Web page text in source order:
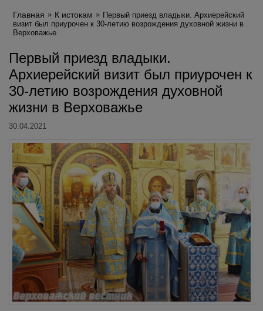
Главная К истокам
Первый приезд владыки. Архиерейский
визит был приурочен к 30-летию возрождения духовной жизни в
Верховажье
Первый приезд владыки.
Архиерейский визит был приурочен к
30-летию возрождения духовной
жизни в Верховажье
30.04.2021